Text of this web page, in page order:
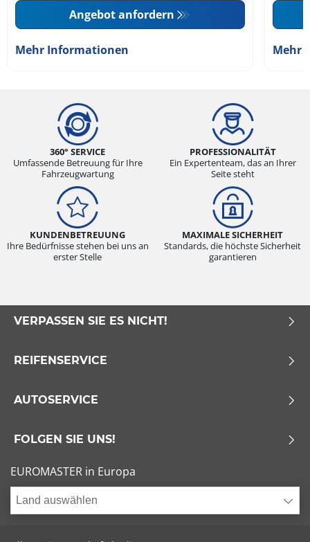
Angebot anfordern
Mehr Informationen Mehr
360° SERVICE
Umfassende Betreuung für Ihre
Fahrzeugwartung
PROFESSIONALITÄT
Ein Expertenteam, das an Ihrer
Seite steht
KUNDENBETREUUNG
Ihre Bedürfnisse stehen bei uns an
erster Stelle
MAXIMALE SICHERHEIT
Standards, die höchste Sicherheit
garantieren
VERPASSEN SIE ES NICHT!
REIFENSERVICE
AUTOSERVICE
FOLGEN SIE UNS!
EUROMASTER in Europa
Land auswählen